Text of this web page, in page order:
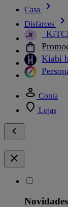
Casa
Disfarces
Kiabi
Conta
Lojas
Novidades